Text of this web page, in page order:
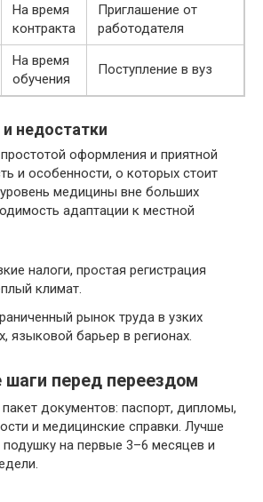
На время
контракта
Приглашение от
работодателя
На время
обучения
Поступление в вуз
недостатки
простотой оформления и приятной
и особенности, о которых стоит
медицины вне больших
адаптации к местной
налоги, простая регистрация
климат.
рынок труда в узких
языковой барьер в регионах.
шаги перед переездом
документов: паспорт, дипломы,
и медицинские справки. Лучше
на первые 3–6 месяцев и